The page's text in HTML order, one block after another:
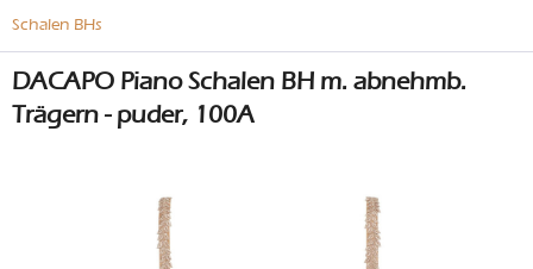
Schalen BHs
DACAPO Piano Schalen BH m. abnehmb.
Trägern - puder, 100A